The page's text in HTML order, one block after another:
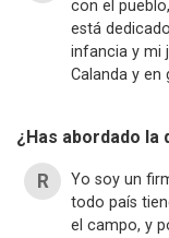
con el
está
infancia y mi
Calanda y en
¿Has abordado la
Yo soy un
todo país
el campo, y